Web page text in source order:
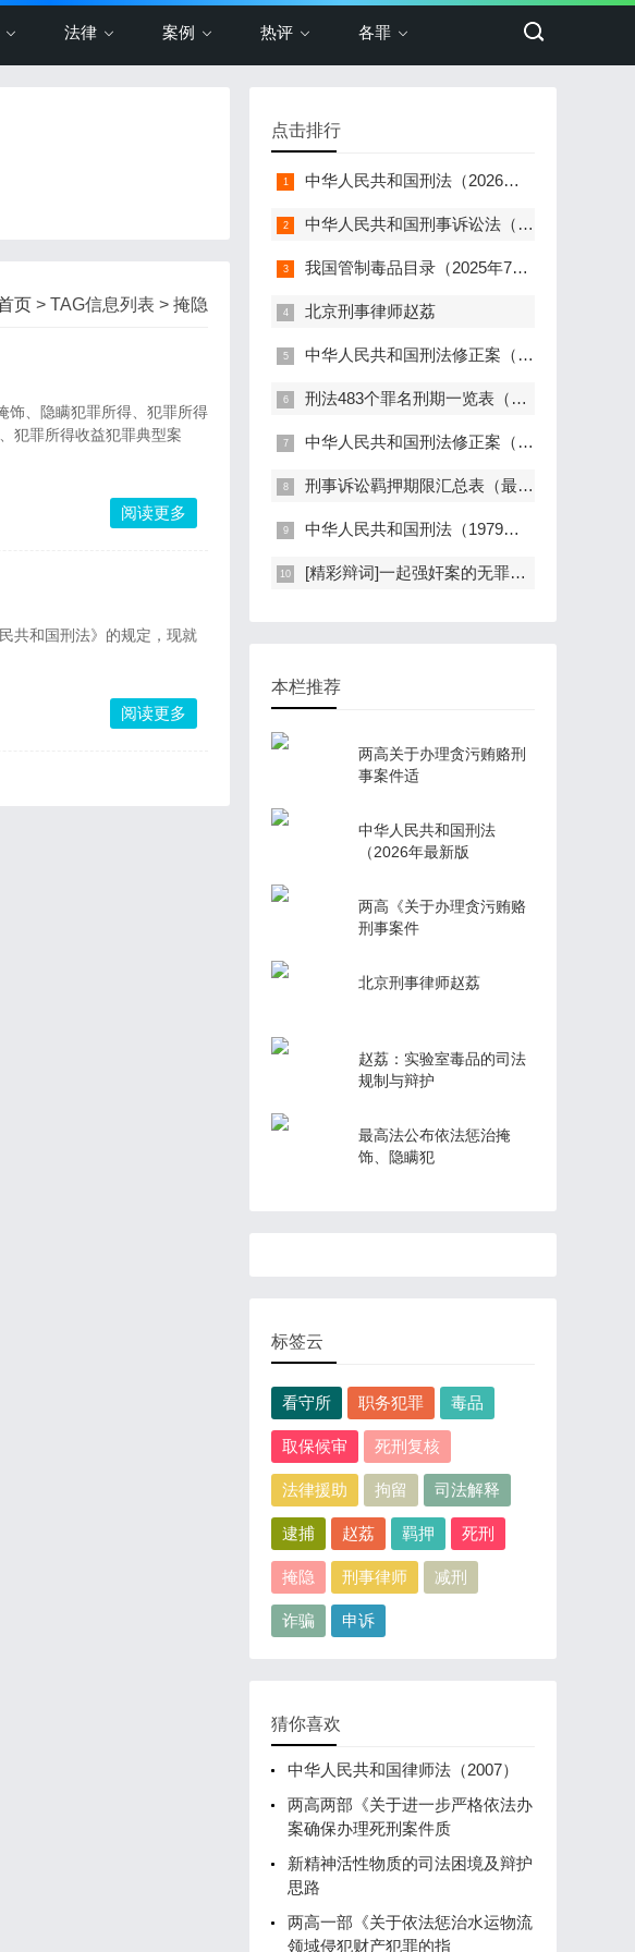
法律 案例 热评 各罪
页 > TAG信息列表 > 掩隐
饰、隐瞒犯罪所得、犯罪所得
犯罪所得收益犯罪典型案
阅读更多
共和国刑法》的规定，现就
阅读更多
点击排行
中华人民共和国刑法（2026年最新版）
中华人民共和国刑事诉讼法（2024年最新版）
我国管制毒品目录（2025年7月更新，348种+两大类）
北京刑事律师赵荔
中华人民共和国刑法修正案（十二）（2024）
刑法483个罪名刑期一览表（2024最新）
中华人民共和国刑法修正案（十一）（2021）
刑事诉讼羁押期限汇总表（最新版）
中华人民共和国刑法（1979年版）
[精彩辩词]一起强奸案的无罪辩护：孤证不能定案，自愿不是强奸
本栏推荐
两高关于办理贪污贿赂刑
事案件适
中华人民共和国刑法
（2026年最新版
两高《关于办理贪污贿赂
刑事案件
北京刑事律师赵荔
赵荔：实验室毒品的司法
规制与辩护
最高法公布依法惩治掩
饰、隐瞒犯
标签云
看守所 职务犯罪 毒品
取保候审 死刑复核
法律援助 拘留 司法解释
逮捕 赵荔 羁押 死刑
掩隐 刑事律师 减刑
诈骗 申诉
猜你喜欢
中华人民共和国律师法（2007）
两高两部《关于进一步严格依法办
案确保办理死刑案件质
新精神活性物质的司法困境及辩护
思路
两高一部《关于依法惩治水运物流
领域侵犯财产犯罪的指